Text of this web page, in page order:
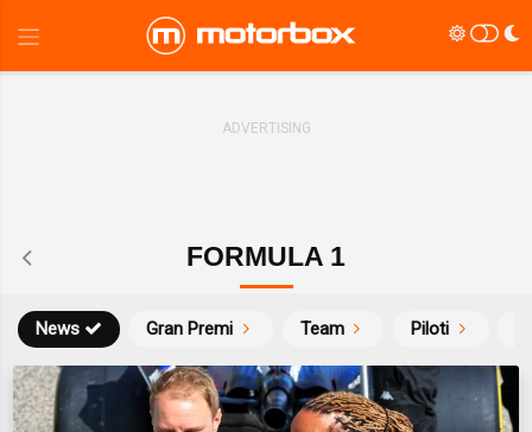
FORMULA 1
News Gran Premi Team Piloti